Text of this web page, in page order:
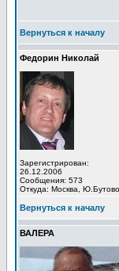
Вернуться к началу
Федорин Николай
Зарегистрирован:
26.12.2006
Сообщения: 573
Откуда: Москва, Ю.Бутово
Вернуться к началу
ВАЛЕРА